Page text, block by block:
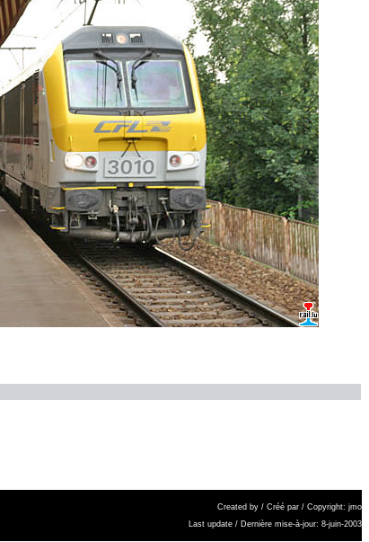
Created by / Créé par / Copyright: jmo
Last update / Dernière mise-à-jour: 8-juin-2003